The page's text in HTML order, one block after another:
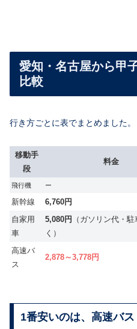
愛知・名古屋から甲
比較
行き方ごとに表でまとめました。
移動手
段
料金
飛行機 ー
新幹線 6,760円
自家用
車
5,080円 （ガソリン代・
く）
高速バ
ス
2,878～3,778円
1番安いのは、高速バス